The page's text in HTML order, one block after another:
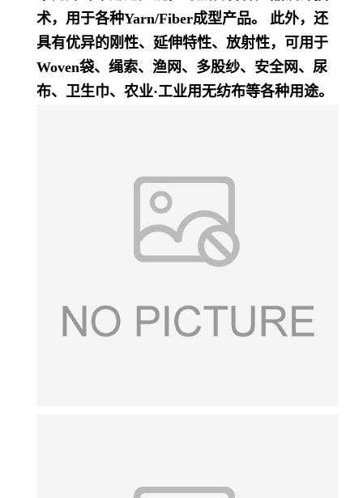
术，用于各种Yarn/Fiber成型产品。 此外，还
具有优异的刚性、延伸特性、放射性，可用于
Woven袋、绳索、渔网、多股纱、安全网、尿
布、卫生巾、农业·工业用无纺布等各种用途。